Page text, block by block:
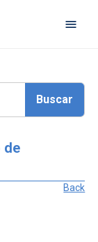
de
Back